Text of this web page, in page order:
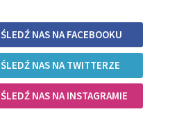
ŚLEDŹ NAS NA FACEBOOKU
ŚLEDŹ NAS NA TWITTERZE
ŚLEDŹ NAS NA INSTAGRAMIE